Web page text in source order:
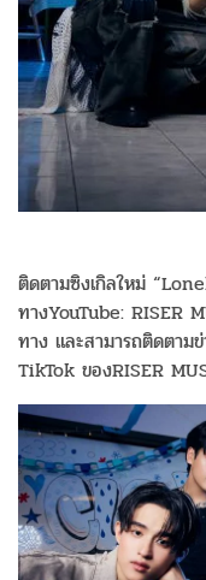
ติดตามซิงเกิลใหม่
ทางYouTube: RISER
ทาง และสามารถติดตาม
TikTok ของRISER